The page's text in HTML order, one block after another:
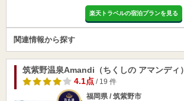
楽天トラベルの宿泊プランを見る
関連情報から探す
筑紫野温泉Amandi（ちくしの アマンディ）
4.1点/ 19 件
福岡県 / 筑紫野市